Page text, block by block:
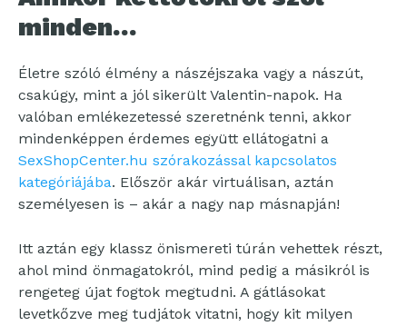
minden…
Életre szóló élmény a nászéjszaka vagy a nászút,
csakúgy, mint a jól sikerült Valentin-napok. Ha
valóban emlékezetessé szeretnénk tenni, akkor
mindenképpen érdemes együtt ellátogatni a
SexShopCenter.hu szórakozással kapcsolatos
kategóriájába. Először akár virtuálisan, aztán
személyesen is – akár a nagy nap másnapján!
Itt aztán egy klassz önismereti túrán vehettek részt,
ahol mind önmagatokról, mind pedig a másikról is
rengeteg újat fogtok megtudni. A gátlásokat
levetkőzve meg tudjátok vitatni, hogy kit milyen